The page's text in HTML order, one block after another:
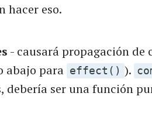
hacer eso.
- causará propagación de
abajo para effect() ).
debería ser una función